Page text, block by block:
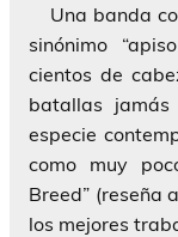
Una banda
sinónimo
cientos de
batallas
especie
como muy
Breed” (reseña
los mejores